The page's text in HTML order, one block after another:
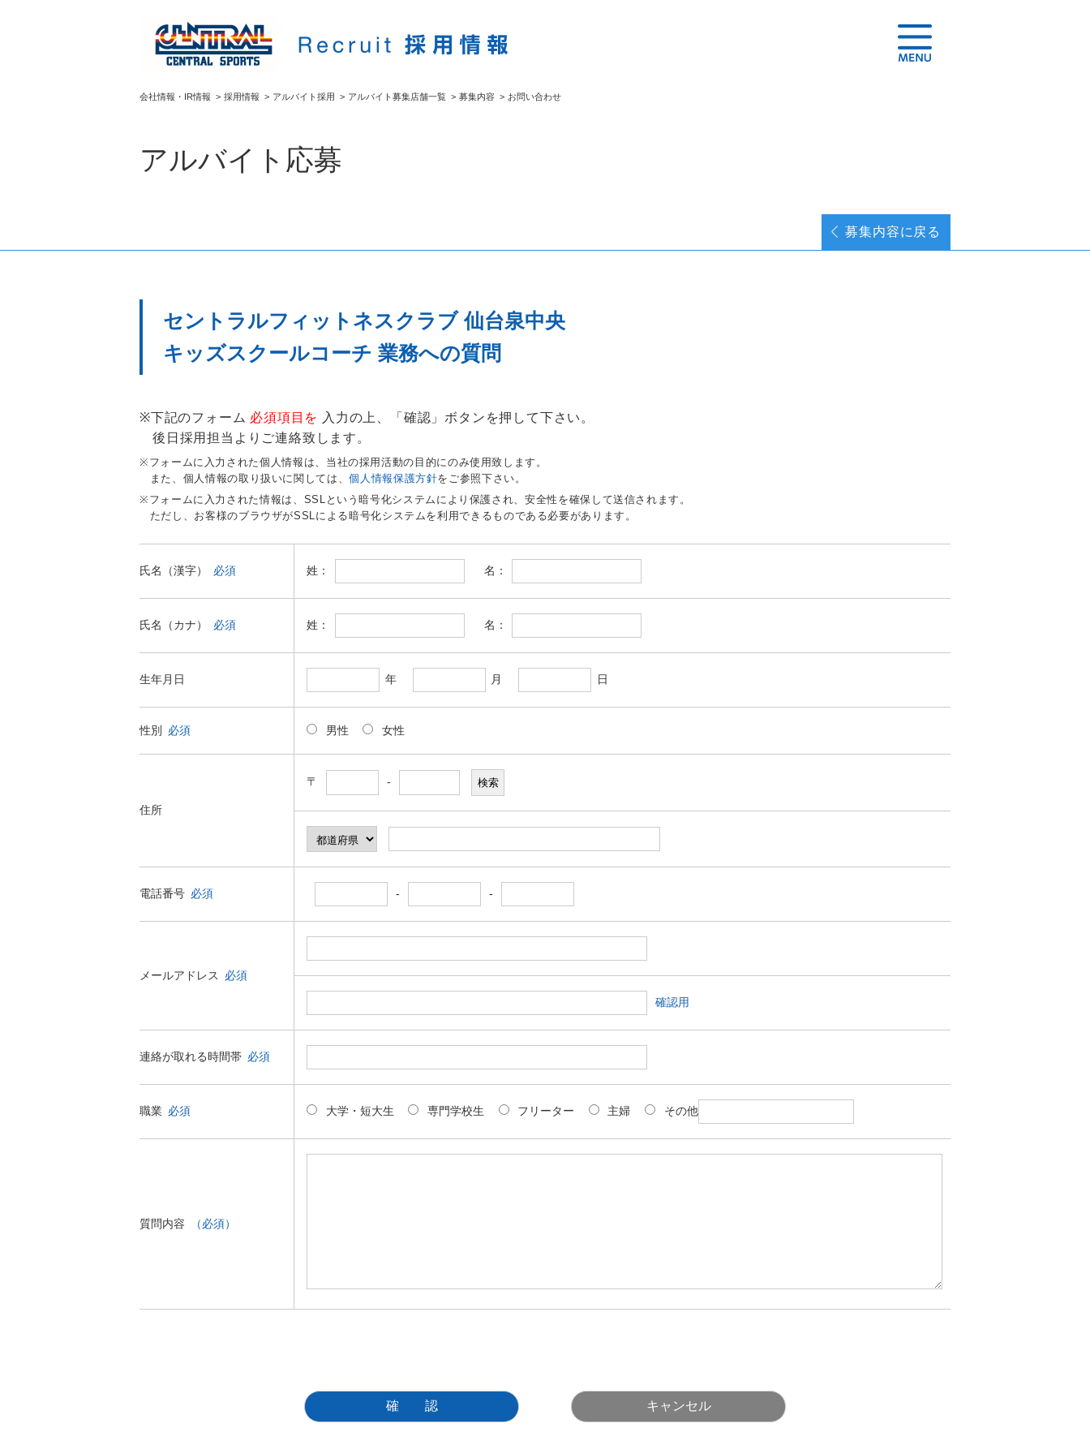
会社情報・IR情報 > 採用情報 > アルバイト採用 > アルバイト募集店舗一覧 > 募集内容 > お問い合わせ
アルバイト応募
募集内容に戻る
セントラルフィットネスクラブ 仙台泉中央
キッズスクールコーチ 業務への質問
下記のフォーム 必須項目を 入力の上、「確認」ボタンを押して下さい。
後日採用担当よりご連絡致します。
フォームに入力された個人情報は、当社の採用活動の目的にのみ使用致します。
また、個人情報の取り扱いに関しては、個人情報保護方針をご参照下さい。
フォームに入力された情報は、SSLという暗号化システムにより保護され、安全性を確保して送信されます。
ただし、お客様のブラウザがSSLによる暗号化システムを利用できるものである必要があります。
氏名（漢字） 必須 姓： 名：
氏名（カナ） 必須 姓： 名：
生年月日 年 月 日
性別 必須 男性 女性
住所
〒 -
電話番号 必須 - -
メールアドレス 必須
確認用
連絡が取れる時間帯 必須
職業 必須 大学・短大生 専門学校生 フリーター 主婦 その他
質問内容 （必須）